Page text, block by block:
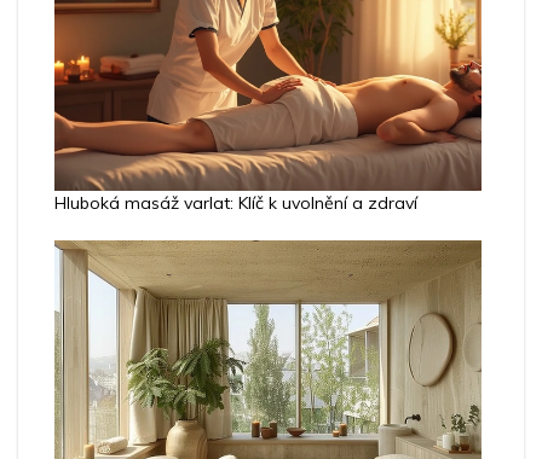
Hluboká masáž varlat: Klíč k uvolnění a zdraví